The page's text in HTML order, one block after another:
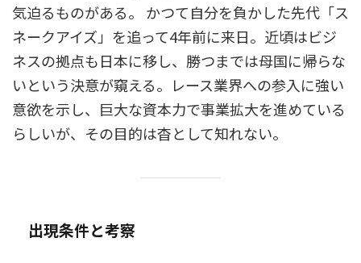
気迫るものがある。 かつて自分を負かした先代「ス
ネークアイズ」を追って4年前に来日。近頃はビジ
ネスの拠点も日本に移し、勝つまでは母国に帰らな
いという決意が窺える。レース業界への参入に強い
意欲を示し、巨大な資本力で事業拡大を進めている
らしいが、その目的は杳として知れない。
出現条件と考察